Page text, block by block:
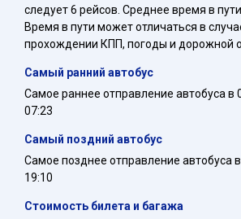
следует 6 рейсов. Среднее время в
Время в пути может отличаться в
прохождении КПП, погоды и дорожной
Самый ранний автобус
Самое раннее отправление автобуса в
07:23
Самый поздний автобус
Самое позднее отправление автобуса
19:10
Стоимость билета и багажа